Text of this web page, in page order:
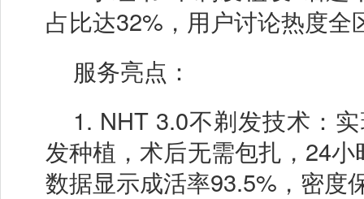
占比达32%，用户讨论热度全
服务亮点：
1. NHT 3.0不剃发技术：
发种植，术后无需包扎，24
数据显示成活率93.5%，密度